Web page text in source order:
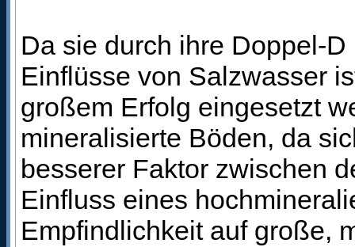
Da sie durch ihre Doppel-
Einflüsse von Salzwasser
großem Erfolg eingesetzt
mineralisierte Böden, da
besserer Faktor zwischen
Einfluss eines
Empfindlichkeit auf große,